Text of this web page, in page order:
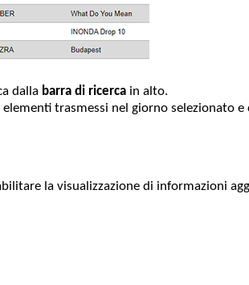
dalla barra di ricerca in alto.
trasmessi nel giorno selezionato
la visualizzazione di informazioni